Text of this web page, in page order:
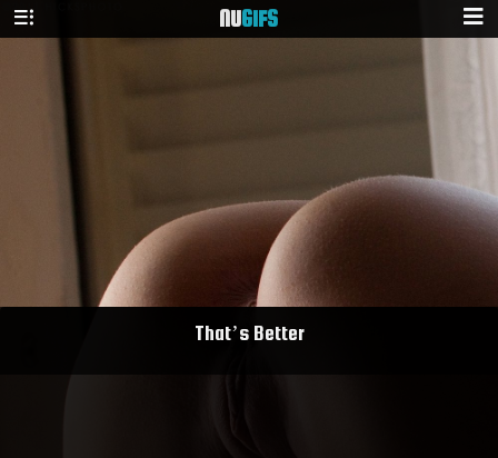
NUGIFS
That’s Better